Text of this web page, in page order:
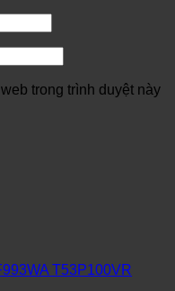
trong trình duyệt này